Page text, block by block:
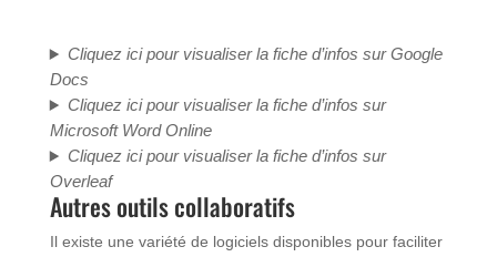
Cliquez ici pour visualiser la fiche d’infos sur Google
Docs
Cliquez ici pour visualiser la fiche d’infos sur
Microsoft Word Online
Cliquez ici pour visualiser la fiche d’infos sur
Overleaf
Autres outils collaboratifs
Il existe une variété de logiciels disponibles pour faciliter